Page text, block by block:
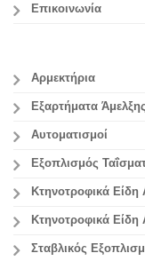
Επικοινωνία
Αρμεκτήρια
Εξαρτήματα Άμελξης
Αυτοματισμοί
Εξοπλισμός
Κτηνοτροφικά
Κτηνοτροφικά
Σταβλικός